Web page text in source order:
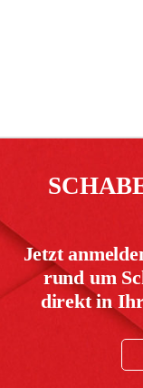
Jetzt
rund um
direkt in